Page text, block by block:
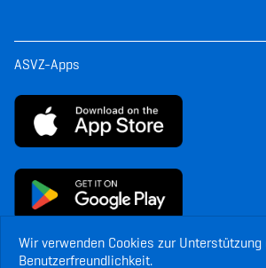
Wir verwenden Cookies zur Unterstützung
Benutzerfreundlichkeit.
ASVZ-Apps